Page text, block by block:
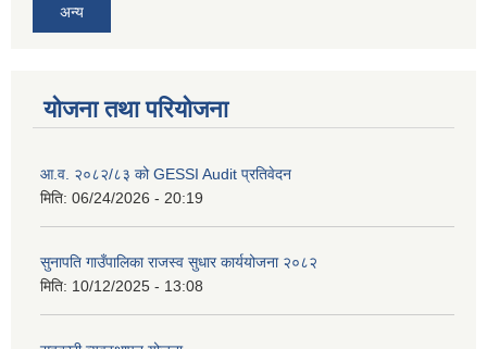
अन्य
योजना तथा परियोजना
आ.व. २०८२/८३ को GESSI Audit प्रतिवेदन
मिति: 06/24/2026 - 20:19
सुनापति गाउँपालिका राजस्व सुधार कार्ययोजना २०८२
मिति: 10/12/2025 - 13:08